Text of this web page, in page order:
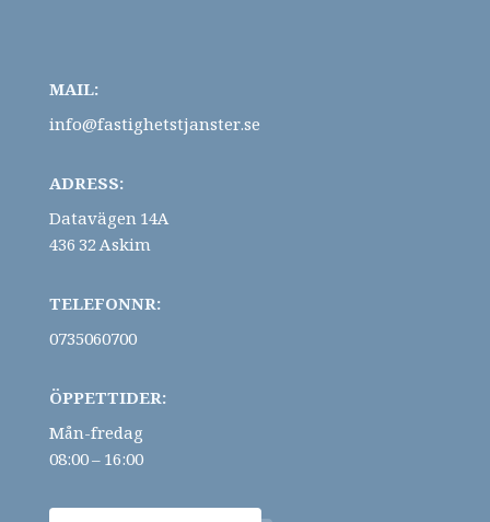
MAIL:
info@fastighetstjanster.se
ADRESS:
Datavägen 14A
436 32 Askim
TELEFONNR:
0735060700
ÖPPETTIDER:
Mån-fredag
08:00 – 16:00